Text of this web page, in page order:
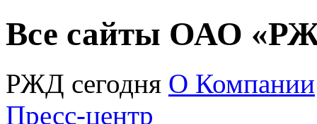
Все сайты ОАО
РЖД сегодня О Компании
Пресс-центр